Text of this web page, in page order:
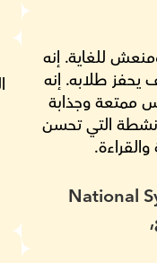
أسلوب تدريس السيد فؤاد رائع ومنعش للغاية. إنه
National